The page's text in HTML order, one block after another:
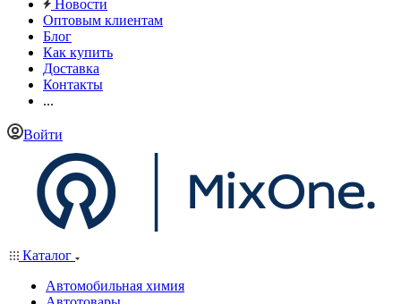
Новости
Оптовым клиентам
Блог
Как купить
Доставка
Контакты
...
Войти
Каталог
Автомобильная химия